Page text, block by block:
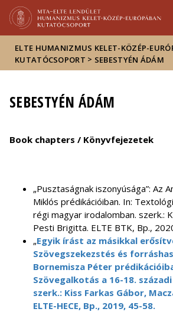
Hírek
Események
ELTE a
sajtóban
ELTE HUMANIZMUS KELET-KÖZÉP-
KUTATÓCSOPORT > SEBESTYÉN ÁDÁM
SEBESTYÉN ÁDÁM
Book chapters / Könyvfejezetek
„Pusztaságnak iszonyúsága”: Az
Miklós prédikációiban. In:
régi magyar irodalomban. szerk.:
Pesti Brigitta. ELTE BTK, Bp.,
„Egyik írást az másikkal
Szövegszekezstés és
Bornemisza Péter
Szövegalkotás a 16-18.
szerk.: Kiss Farkas Gábor,
ELTE-HECE, Bp., 2019, 45-58.